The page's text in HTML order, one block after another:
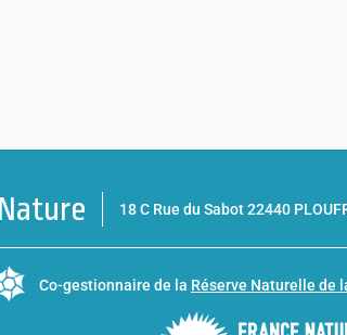
18 C Rue du Sabot 22440
Co-gestionnaire de la Réserve Naturelle de